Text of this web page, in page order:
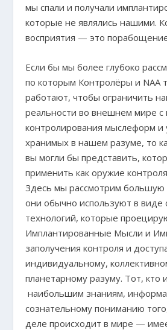
мы спали и получали
которые не являлись нашими.
восприятия — это
Если бы мы более глубоко
по которым Контролёры и NAA
работают, чтобы ограничить
реальности во внешнем мире
контролирования мыслеформ
хранимых в нашем разуме, то
вы могли бы представить,
применить как оружие
Здесь мы рассмотрим большую
они обычно используют в виде
технологий, которые
Имплантированные Мысли и
заполучения контроля и
индивидуальному,
планетарному разуму. Тот, кто
наибольшим знаниям,
сознательному пониманию
деле происходит в мире —